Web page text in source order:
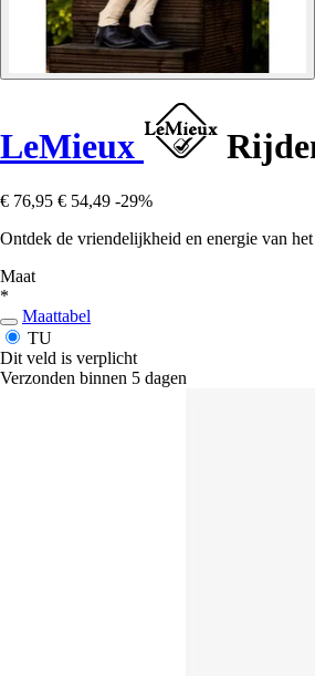
LeMieux
€ 76,95 € 54,49 -29%
Ontdek de vriendelijkheid en energie van
Maat
*
Maattabel
TU
Dit veld is verplicht
Verzonden binnen 5 dagen